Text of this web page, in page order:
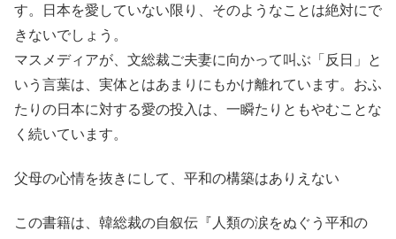
す。日本を愛していない限り、そのようなことは絶対にで
きないでしょう。
マスメディアが、文総裁ご夫妻に向かって叫ぶ「反日」と
いう言葉は、実体とはあまりにもかけ離れています。おふ
たりの日本に対する愛の投入は、一瞬たりともやむことな
く続いています。
父母の心情を抜きにして、平和の構築はありえない
この書籍は、韓総裁の自叙伝『人類の涙をぬぐう平和の